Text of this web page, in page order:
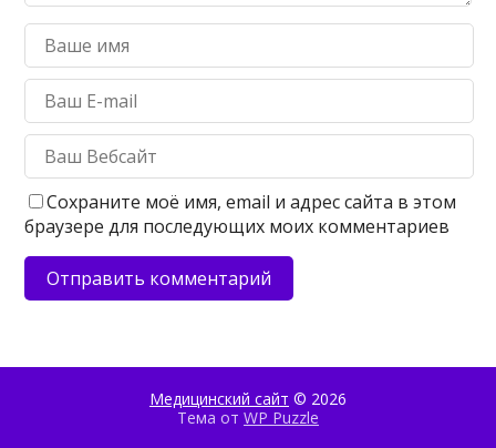
Сохраните моё имя, email и адрес сайта в этом
браузере для последующих моих комментариев
Медицинский сайт © 2026
Тема от WP Puzzle